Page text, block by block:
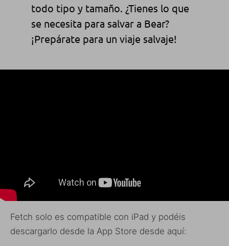
todo tipo y tamaño. ¿Tienes lo que
se necesita para salvar a Bear?
¡Prepárate para un viaje salvaje!
Fetch solo es compatible con iPad y podéis
descargarlo desde la App Store desde aquí: